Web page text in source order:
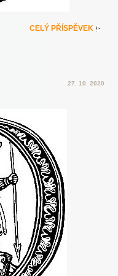
CELÝ PŘÍSPĚVEK
27. 10. 2020